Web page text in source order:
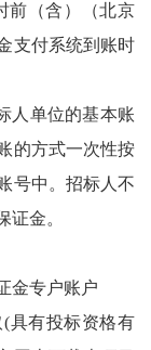
前（含）（北京
支付系统到账时
人单位的基本账
的方式一次性按
号中。招标人不
证金。
金专户账户
具有投标资格有